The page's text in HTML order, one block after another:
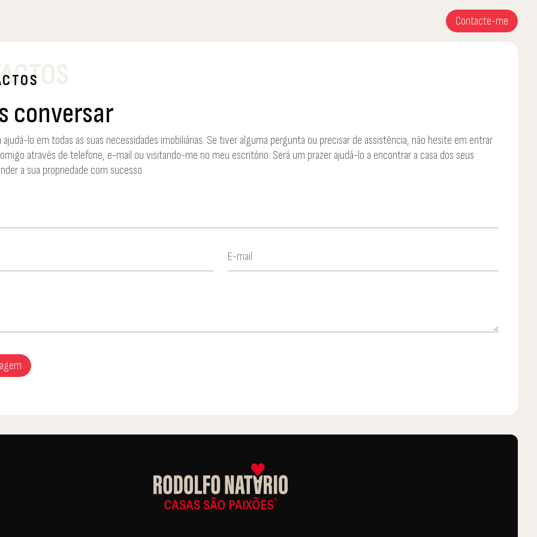
Contacte-me
conversar
ajudá-lo em todas as suas necessidades imobiliárias. Se tiver alguma pergunta ou precisar de assistência, não hesite em entrar
através de telefone, e-mail ou visitando-me no meu escritório. Será um prazer ajudá-lo a encontrar a casa dos seus
a sua propriedade com sucesso.
E-mail